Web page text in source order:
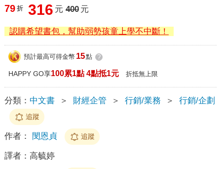
79 折 316 元 400 元
認購希望書包，幫助弱勢孩童上學不中斷！
預計最高可得金幣 15點 ?
HAPPY GO享100累1點 4點抵1元 折抵無上限
分類： 中文書 ＞ 財經企管 ＞ 行銷/業務 ＞ 行銷/企劃
追蹤
作者： 閔恩貞 追蹤
譯者： 高毓婷